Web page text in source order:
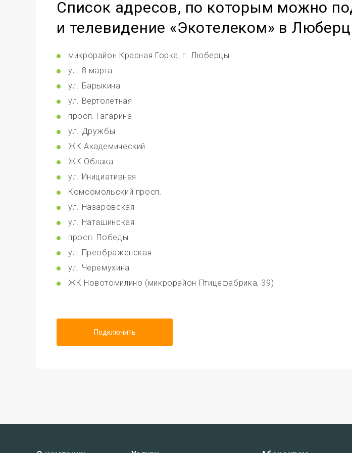
Список адресов, по которым можно
и телевидение «Экотелеком» в
микрорайон Красная Горка, г. Люберцы
ул. 8 марта
ул. Барыкина
ул. Вертолетная
просп. Гагарина
ул. Дружбы
ЖК Академический
ЖК Облака
ул. Инициативная
Комсомольский просп.
ул. Назаровская
ул. Наташинская
просп. Победы
ул. Преображенская
ул. Черемухина
ЖК Новотомилино (микрорайон Птицефабрика, 39)
Подключить